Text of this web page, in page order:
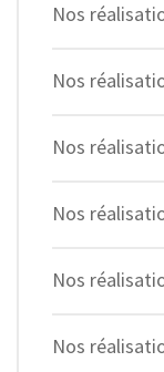
Nos
Nos
Nos
Nos
Nos
Nos